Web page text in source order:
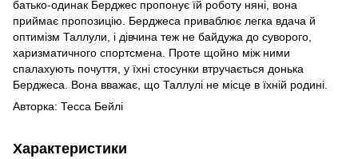
батько-одинак Берджес пропонує їй роботу няні, вона
приймає пропозицію. Берджеса приваблює легка вдача й
оптимізм Таллули, і дівчина теж не байдужа до суворого,
харизматичного спортсмена. Проте щойно між ними
спалахують почуття, у їхні стосунки втручається донька
Берджеса. Вона вважає, що Таллулі не місце в їхній родині.
Авторка: Тесса Бейлі
Характеристики